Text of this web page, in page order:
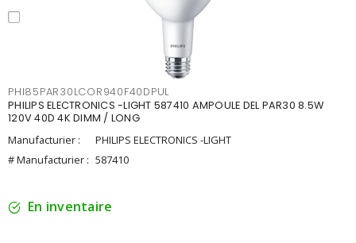
PHI85PAR30LCOR940F40DPUL
PHILIPS ELECTRONICS -LIGHT 587410 AMPOULE DEL PAR30 8.5W
120V 40D 4K DIMM / LONG
Manufacturier :
PHILIPS ELECTRONICS -LIGHT
# Manufacturier : 587410
En inventaire